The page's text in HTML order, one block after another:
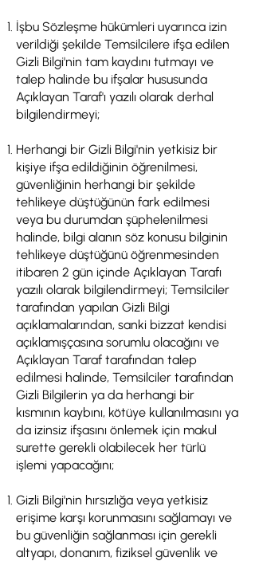
İşbu Sözleşme hükümleri uyarınca izin
verildiği şekilde Temsilcilere ifşa edilen
Gizli Bilgi'nin tam kaydını tutmayı ve
talep halinde bu ifşalar hususunda
Açıklayan Taraf'ı yazılı olarak derhal
bilgilendirmeyi;
Herhangi bir Gizli Bilgi'nin yetkisiz bir
kişiye ifşa edildiğinin öğrenilmesi,
güvenliğinin herhangi bir şekilde
tehlikeye düştüğünün fark edilmesi
veya bu durumdan şüphelenilmesi
halinde, bilgi alanın söz konusu bilginin
tehlikeye düştüğünü öğrenmesinden
itibaren 2 gün içinde Açıklayan Tarafı
yazılı olarak bilgilendirmeyi; Temsilciler
tarafından yapılan Gizli Bilgi
açıklamalarından, sanki bizzat kendisi
açıklamışçasına sorumlu olacağını ve
Açıklayan Taraf tarafından talep
edilmesi halinde, Temsilciler tarafından
Gizli Bilgilerin ya da herhangi bir
kısmının kaybını, kötüye kullanılmasını ya
da izinsiz ifşasını önlemek için makul
surette gerekli olabilecek her türlü
işlemi yapacağını;
Gizli Bilgi'nin hırsızlığa veya yetkisiz
erişime karşı korunmasını sağlamayı ve
bu güvenliğin sağlanması için gerekli
altyapı, donanım, fiziksel güvenlik ve